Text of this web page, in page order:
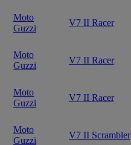
Moto
Guzzi
V7 II Racer
Moto
Guzzi
V7 II Racer
Moto
Guzzi
V7 II Racer
Moto
Guzzi
V7 II Scrambler